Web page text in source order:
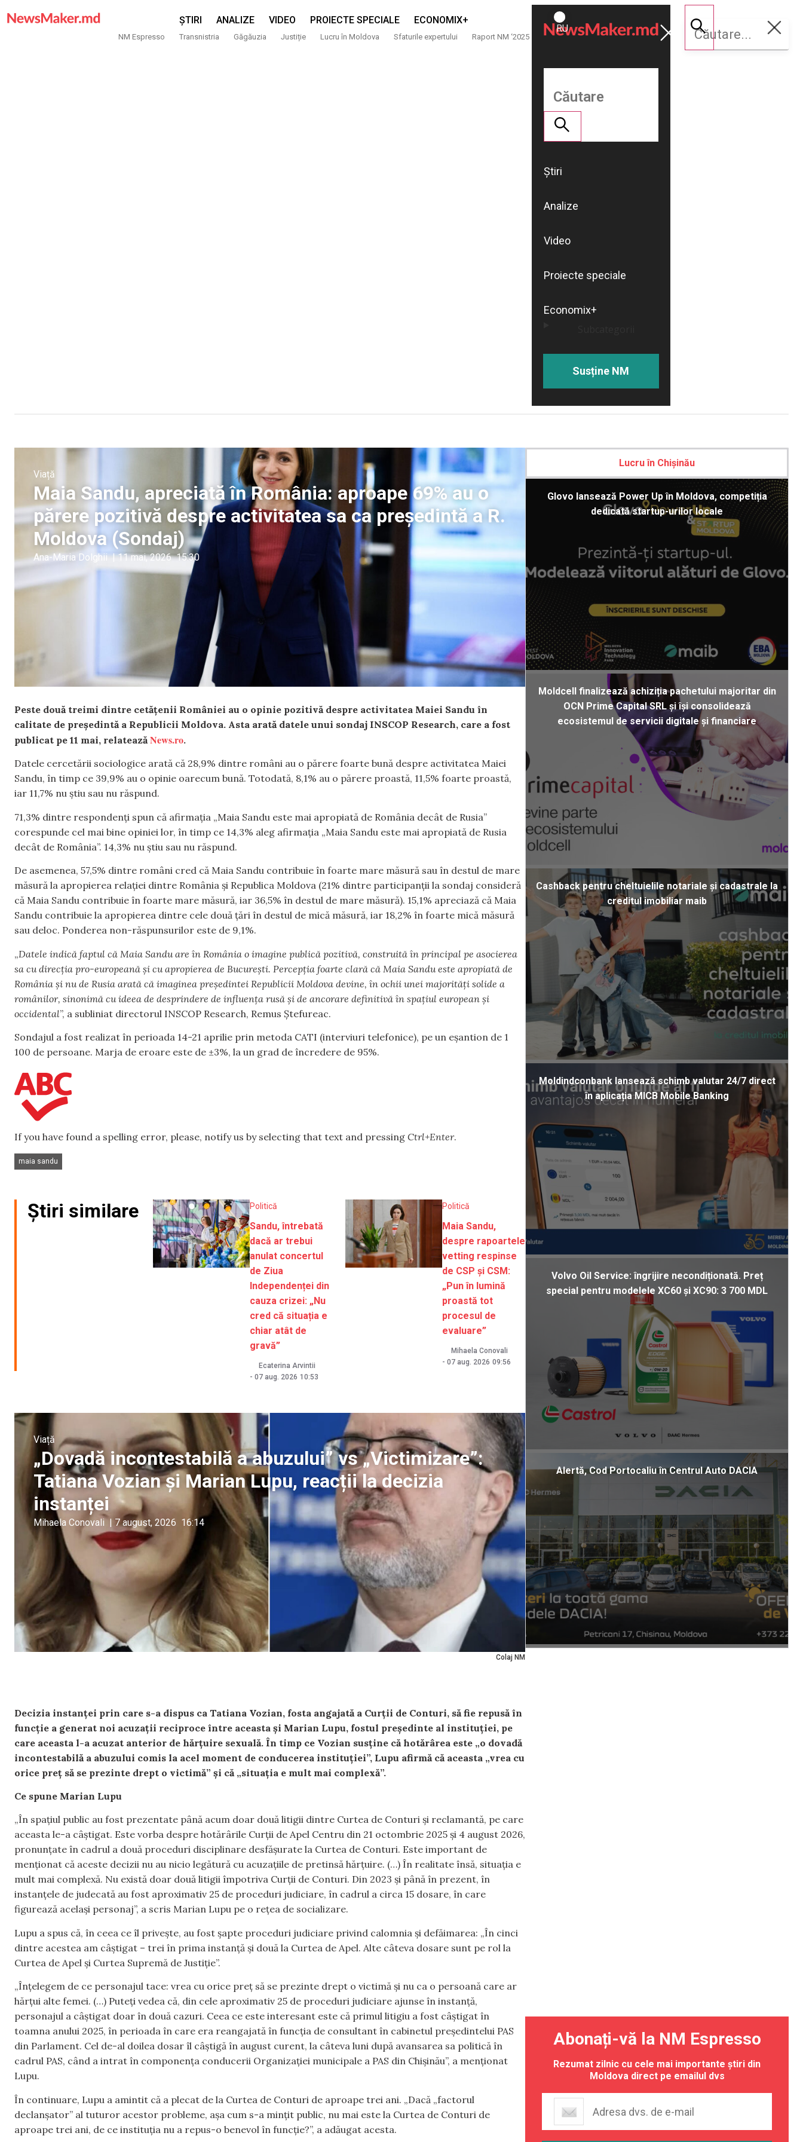
ȘTIRI ANALIZE VIDEO PROIECTE SPECIALE ECONOMIX+
NM Espresso Transnistria Găgăuzia Justiție Lucru în Moldova Sfaturile expertului Raport NM ‘2025
ROMÂNĂ
RU
Susține
NM
Știri
Analize
Video
Proiecte speciale
Economix+
Susține NM
Viață
Maia Sandu, apreciată în România: aproape 69% au o
părere pozitivă despre activitatea sa ca președintă a R.
Moldova (Sondaj)
Ana-Maria Dolghii | 11 mai, 2026 15:30
Peste două treimi dintre cetățenii României au o opinie pozitivă despre activitatea Maiei Sandu în
calitate de președintă a Republicii Moldova. Asta arată datele unui sondaj INSCOP Research, care a fost
publicat pe 11 mai, relateazăNews.ro.
Datele cercetării sociologice arată că 28,9% dintre români au o părere foarte bună despre activitatea Maiei
Sandu, în timp ce 39,9% au o opinie oarecum bună. Totodată, 8,1% au o părere proastă, 11,5% foarte proastă,
iar 11,7% nu știu sau nu răspund.
71,3% dintre respondenți spun că afirmaţia „Maia Sandu este mai apropiată de România decât de Rusia”
corespunde cel mai bine opiniei lor, în timp ce 14,3% aleg afirmaţia „Maia Sandu este mai apropiată de Rusia
decât de România”. 14,3% nu ştiu sau nu răspund.
De asemenea, 57,5% dintre români cred că Maia Sandu contribuie în foarte mare măsură sau în destul de mare
măsură la apropierea relaţiei dintre România şi Republica Moldova (21% dintre participanţii la sondaj consideră
că Maia Sandu contribuie în foarte mare măsură, iar 36,5% în destul de mare măsură). 15,1% apreciază că Maia
Sandu contribuie la apropierea dintre cele două ţări în destul de mică măsură, iar 18,2% în foarte mică măsură
sau deloc. Ponderea non-răspunsurilor este de 9,1%.
„Datele indică faptul că Maia Sandu are în România o imagine publică pozitivă, construită în principal pe asocierea
sa cu direcţia pro-europeană şi cu apropierea de Bucureşti. Percepţia foarte clară că Maia Sandu este apropiată de
România şi nu de Rusia arată că imaginea preşedintei Republicii Moldova devine, în ochii unei majorităţi solide a
românilor, sinonimă cu ideea de desprindere de influenţa rusă şi de ancorare definitivă în spaţiul european şi
occidental”, a subliniat directorul INSCOP Research, Remus Ștefureac.
Sondajul a fost realizat în perioada 14-21 aprilie prin metoda CATI (interviuri telefonice), pe un eșantion de 1
100 de persoane. Marja de eroare este de ±3%, la un grad de încredere de 95%.
If you have found a spelling error, please, notify us by selecting that text and pressing Ctrl+Enter.
maia sandu
Știri similare Politică
Sandu, întrebată
dacă ar trebui
anulat concertul
de Ziua
Independenței din
cauza crizei: „Nu
cred că situația e
chiar atât de
gravă”
Ecaterina Arvintii
- 07 aug. 2026 10:53
Politică
Maia Sandu,
despre rapoartele
vetting respinse
de CSP și CSM:
„Pun în lumină
proastă tot
procesul de
evaluare”
Mihaela Conovali
- 07 aug. 2026 09:56
Colaj NM
Viață
„Dovadă incontestabilă a abuzului” vs „Victimizare”:
Tatiana Vozian și Marian Lupu, reacții la decizia
instanței
Mihaela Conovali | 7 august, 2026 16:14
Decizia instanței prin care s-a dispus ca Tatiana Vozian, fosta angajată a Curții de Conturi, să fie repusă în
funcție a generat noi acuzații reciproce între aceasta și Marian Lupu, fostul președinte al instituției, pe
care aceasta l-a acuzat anterior de hărțuire sexuală. În timp ce Vozian susține că hotărârea este „o dovadă
incontestabilă a abuzului comis la acel moment de conducerea instituției”, Lupu afirmă că aceasta „vrea cu
orice preț să se prezinte drept o victimă” și că „situația e mult mai complexă”.
Ce spune Marian Lupu
„În spațiul public au fost prezentate până acum doar două litigii dintre Curtea de Conturi și reclamantă, pe care
aceasta le-a câștigat. Este vorba despre hotărârile Curții de Apel Centru din 21 octombrie 2025 și 4 august 2026,
pronunțate în cadrul a două proceduri disciplinare desfășurate la Curtea de Conturi. Este important de
menționat că aceste decizii nu au nicio legătură cu acuzațiile de pretinsă hărțuire. (…) În realitate însă, situația e
mult mai complexă. Nu există doar două litigii împotriva Curții de Conturi. Din 2023 și până în prezent, în
instanțele de judecată au fost aproximativ 25 de proceduri judiciare, în cadrul a circa 15 dosare, în care
figurează același personaj”, a scris Marian Lupu pe o rețea de socializare.
Lupu a spus că, în ceea ce îl privește, au fost șapte proceduri judiciare privind calomnia și defăimarea: „În cinci
dintre acestea am câștigat – trei în prima instanță și două la Curtea de Apel. Alte câteva dosare sunt pe rol la
Curtea de Apel și Curtea Supremă de Justiție”.
„Înțelegem de ce personajul tace: vrea cu orice preț să se prezinte drept o victimă și nu ca o persoană care ar
hărțui alte femei. (…) Puteți vedea că, din cele aproximativ 25 de proceduri judiciare ajunse în instanță,
personajul a câștigat doar în două cazuri. Ceea ce este interesant este că primul litigiu a fost câștigat în
toamna anului 2025, în perioada în care era reangajată în funcția de consultant în cabinetul președintelui PAS
din Parlament. Cel de-al doilea dosar îl câștigă în august curent, la câteva luni după avansarea sa politică în
cadrul PAS, când a intrat în componența conducerii Organizației municipale a PAS din Chișinău”, a menționat
Lupu.
În continuare, Lupu a amintit că a plecat de la Curtea de Conturi de aproape trei ani. „Dacă „factorul
declanșator” al tuturor acestor probleme, așa cum s-a mințit public, nu mai este la Curtea de Conturi de
aproape trei ani, de ce instituția nu a repus-o benevol în funcție?”, a adăugat acesta.
Lucru în Chișinău
Glovo lansează Power Up în Moldova, competiția
dedicată startup-urilor locale
Moldcell finalizează achiziția pachetului majoritar din
OCN Prime Capital SRL și își consolidează
ecosistemul de servicii digitale și financiare
Cashback pentru cheltuielile notariale și cadastrale la
creditul imobiliar maib
Moldindconbank lansează schimb valutar 24/7 direct
în aplicația MICB Mobile Banking
Volvo Oil Service: îngrijire necondiționată. Preț
special pentru modelele XC60 și XC90: 3 700 MDL
Alertă, Cod Portocaliu în Centrul Auto DACIA
Abonați-vă la NM Espresso
Rezumat zilnic cu cele mai importante știri din
Moldova direct pe emailul dvs